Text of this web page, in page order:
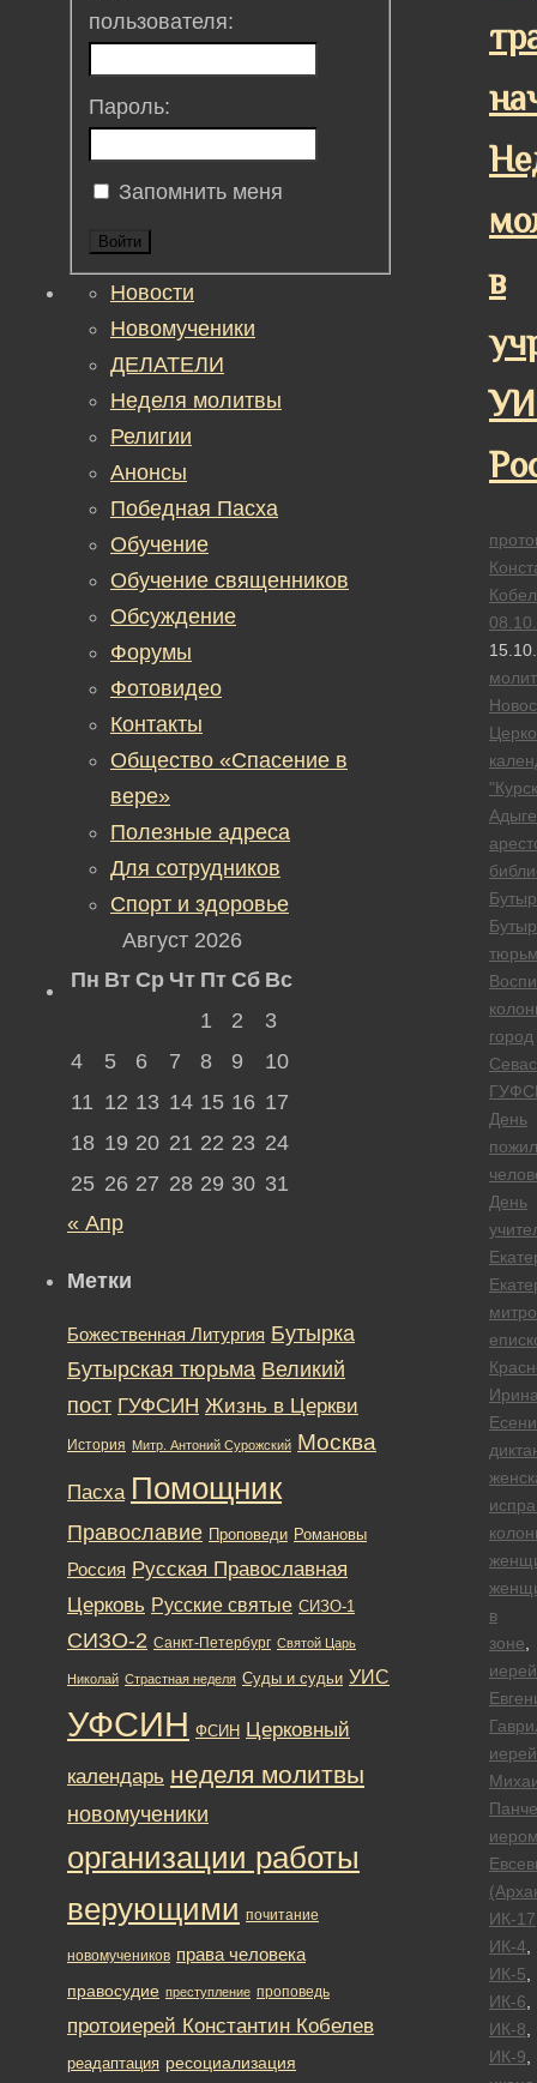
в
город
День
День
в
зоне
иерей
иерей
ИК-17
ИК-4
ИК-5
ИК-6
ИК-8
ИК-9
пользователя:
Пароль:
Запомнить меня
Войти
Новости
Новомученики
ДЕЛАТЕЛИ
Неделя молитвы
Религии
Анонсы
Победная Пасха
Обучение
Обучение священников
Обсуждение
Форумы
Фотовидео
Контакты
Общество «Спасение в
вере»
Полезные адреса
Для сотрудников
Спорт и здоровье
Август 2026
Пн Вт Ср Чт Пт Сб Вс
1
2
3
4
5 6 7 8 9
10
11 12 13 14 15 16 17
18 19 20 21 22 23 24
25 26 27 28 29 30 31
« Апр
Метки
Божественная Литургия Бутырка
Бутырская тюрьма Великий
пост ГУФСИН Жизнь в Церкви
История Митр. Антоний Сурожский Москва
Пасха Помощник
Православие Проповеди Романовы
Россия Русская Православная
Церковь Русские святые СИЗО-1
СИЗО-2 Санкт-Петербург Святой Царь
Николай Страстная неделя Суды и судьи УИС
УФСИН ФСИН Церковный
календарь неделя молитвы
новомученики
организации работы
верующими почитание
новомучеников права человека
правосудие преступление проповедь
протоиерей Константин Кобелев
реадаптация ресоциализация